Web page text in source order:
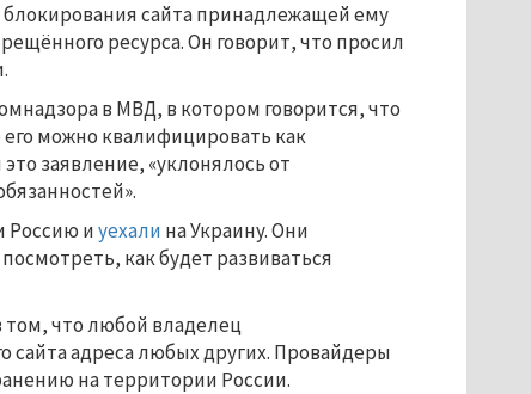
сайта принадлежащей ему
ресурса. Он говорит, что просил
в МВД, в котором говорится, что
можно квалифицировать как
заявление, «уклонялось от
Россию иуехали на Украину. Они
как будет развиваться
что любой владелец
сайта адреса любых других. Провайдеры
на территории России.